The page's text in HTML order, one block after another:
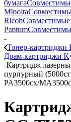
бумага
Minolta
Ricoh
Pantum
-
Тонер-картриджи
Драм-картриджи
-Картридж
пурпурный
PA3500cx/